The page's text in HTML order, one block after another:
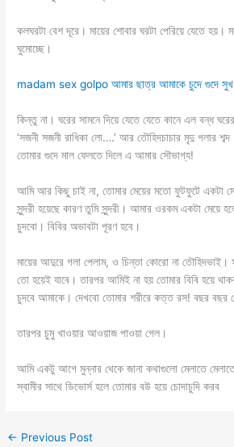
কলঘরটা বেশ দূরে। মায়ের শোবার ঘরটা পেরিয়ে যেতে হয়।
ঘুমোচ্ছে।
madam sex golpo আমার ছাত্র আমাকে চুদে গুদে সুখ
কিন্তু না। ঘরের সামনে দিয়ে যেতে যেতে কানে এল বন্ধ
‘সজনী সজনী রাধিকা লো….’ আর তৌহিদচাচার মৃদু গলার
তোমার গুদে মাল ফেলতে দিলে এ আমার সৌভাগ্য!
আমি আর কিছু চাই না, তোমার মেয়ের মতো ফুটফুটে একটা
সুন্দরী হয়েছে কারণ তুমি সুন্দরী। আমার ওরকম একটা
চুদবো। বিবির অভাবটা পূরণ হবে।
মায়ের আদুরে গলা পেলাম, ও চিন্তা কোরো না তৌহিদভাই।
তো হয়েই যাবে। তারপর আমিই না হয় তোমার বিবি হয়ে
চুদবে আমাকে। দেখবো তোমার শরীরে কত্ত রস! বছর বছর
তারপর চুমু খাওয়ার আওয়াজ পাওয়া গেল।
আমি একটু আগে মুন্নার থেকে জানা কথাগুলো মেলাতে
স্বামীর সাথে ডিভোর্স হলে তোমার বউ হয়ে চোদাচুদি করব
← Previous Post